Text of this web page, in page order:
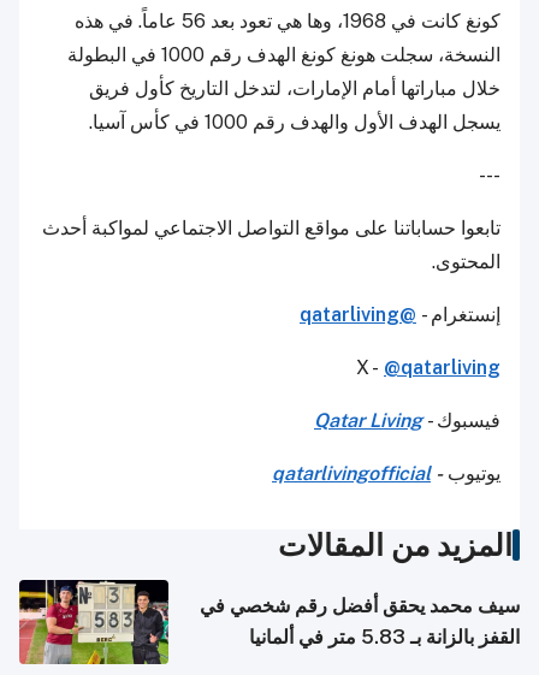
كونغ كانت في 1968، وها هي تعود بعد 56 عاماً. في هذه
النسخة، سجلت هونغ كونغ الهدف رقم 1000 في البطولة
خلال مباراتها أمام الإمارات، لتدخل التاريخ كأول فريق
يسجل الهدف الأول والهدف رقم 1000 في كأس آسيا.
---
تابعوا حساباتنا على مواقع التواصل الاجتماعي لمواكبة أحدث
المحتوى.
إنستغرام - @qatarliving
X - @qatarliving
فيسبوك -Qatar Living
يوتيوب-
qatarlivingofficial
المزيد من المقالات
سيف محمد يحقق أفضل رقم شخصي في
القفز بالزانة بـ 5.83 متر في ألمانيا